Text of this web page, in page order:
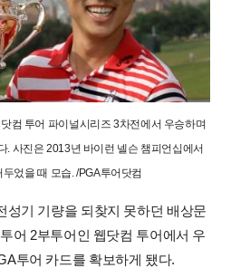
컴 투어 파이널시리즈 3차전에서 우승하며
. 사진은 2013년 바이런 넬슨 챔피언십에서
었을 때 모습. /PGA투어닷컴
성기 기량을 되찾지 못하던 배상문
어 2부투어인 웹닷컴 투어에서 우
투어 카드를 확보하게 됐다.